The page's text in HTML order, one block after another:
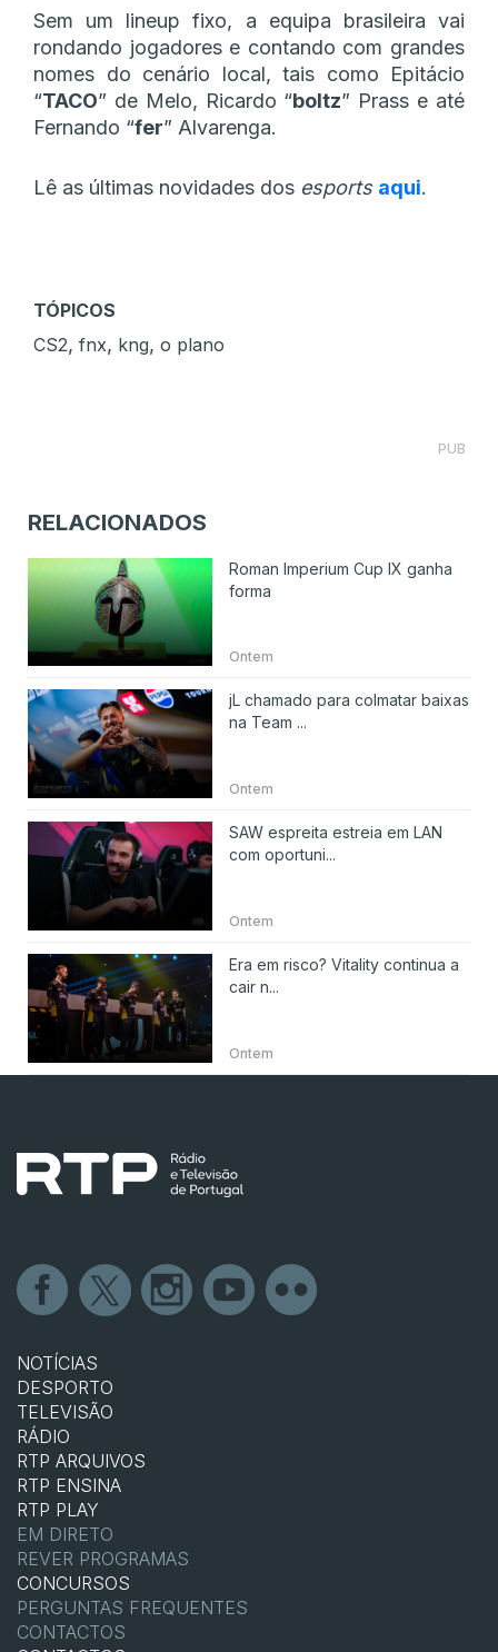
Sem um lineup fixo, a equipa brasileira vai
rondando jogadores e contando com grandes
nomes do cenário local, tais como Epitácio
“⁠TACO⁠” de Melo, Ricardo “⁠boltz⁠” Prass e até
Fernando “fer” Alvarenga.
Lê as últimas novidades dos esports aqui.
TÓPICOS
CS2, fnx, kng, o plano
PUB
RELACIONADOS
Roman Imperium Cup IX ganha
forma
Ontem
jL chamado para colmatar baixas
na Team ...
Ontem
SAW espreita estreia em LAN
com oportuni...
Ontem
Era em risco? Vitality continua a
cair n...
Ontem
NOTÍCIAS
DESPORTO
TELEVISÃO
RÁDIO
RTP ARQUIVOS
RTP ENSINA
RTP PLAY
EM DIRETO
REVER PROGRAMAS
CONCURSOS
PERGUNTAS FREQUENTES
CONTACTOS